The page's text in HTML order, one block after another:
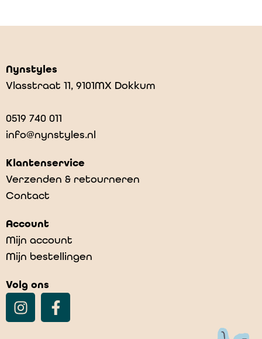
Nynstyles
Vlasstraat 11, 9101MX Dokkum
0519 740 011
info@nynstyles.nl
Klantenservice
Verzenden & retourneren
Contact
Account
Mijn account
Mijn bestellingen
Volg ons